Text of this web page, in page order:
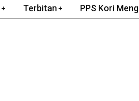
Terbitan PPS Kori